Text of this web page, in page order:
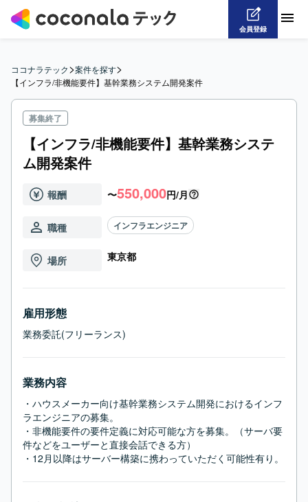
会員登録
ココナラテック>案件を探す>
【インフラ/非機能要件】基幹業務システム開発案件
募集終了
【インフラ/非機能要件】基幹業務システ
ム開発案件
報酬 〜550,000円/月
職種 インフラエンジニア
場所 東京都
雇用形態
業務委託(フリーランス)
業務内容
・ハウスメーカー向け基幹業務システム開発におけるインフ
ラエンジニアの募集。
・非機能要件の要件定義に対応可能な方を募集。（サーバ要
件などをユーザーと直接会話できる方）
・12月以降はサーバー構築に携わっていただく可能性有り。